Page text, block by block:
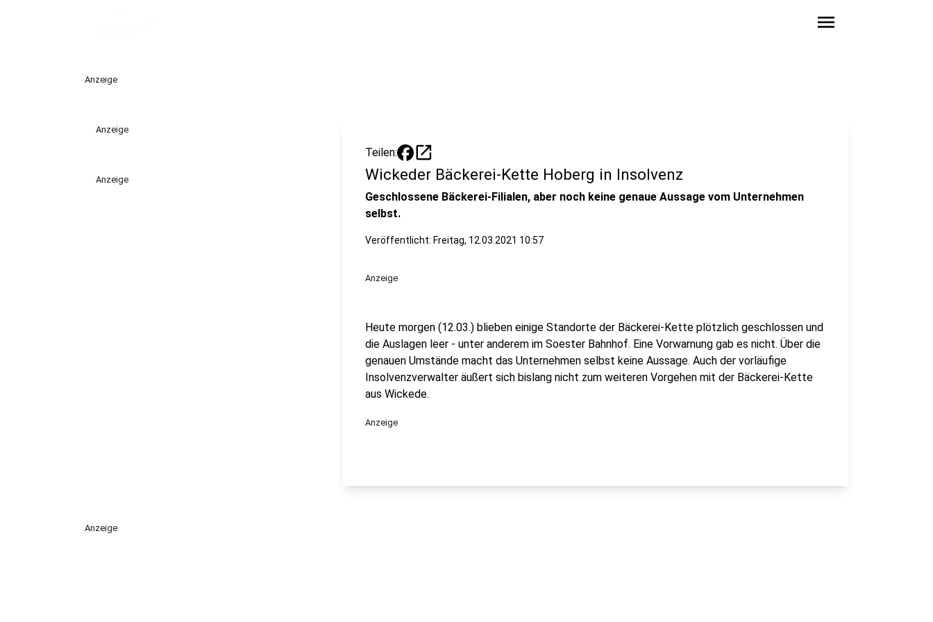
menu
Anzeige
Anzeige
Anzeige
Teilen: open_in_new
Wickeder Bäckerei-Kette Hoberg in Insolvenz
Geschlossene Bäckerei-Filialen, aber noch keine genaue Aussage vom Unternehmen
selbst.
Veröffentlicht: Freitag, 12.03.2021 10:57
Anzeige
Heute morgen (12.03.) blieben einige Standorte der Bäckerei-Kette plötzlich geschlossen und
die Auslagen leer - unter anderem im Soester Bahnhof. Eine Vorwarnung gab es nicht. Über die
genauen Umstände macht das Unternehmen selbst keine Aussage. Auch der vorläufige
Insolvenzverwalter äußert sich bislang nicht zum weiteren Vorgehen mit der Bäckerei-Kette
aus Wickede.
Anzeige
Anzeige